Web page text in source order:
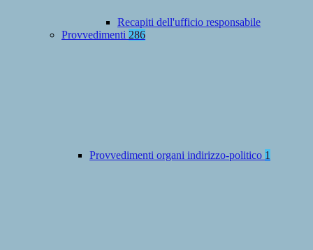
Recapiti dell'ufficio responsabile
Provvedimenti 286
Provvedimenti organi indirizzo-politico 1